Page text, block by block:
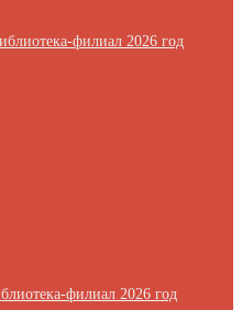
филиал 2026 год
филиал 2026 год